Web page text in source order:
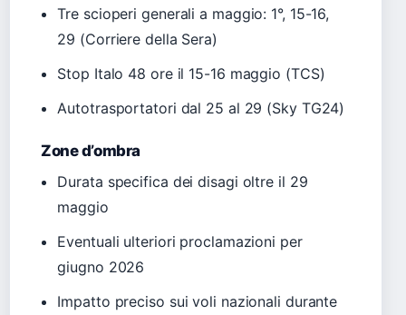
Tre scioperi generali a maggio: 1°, 15-16,
29 (Corriere della Sera)
Stop Italo 48 ore il 15-16 maggio (TCS)
Autotrasportatori dal 25 al 29 (Sky TG24)
Zone d’ombra
Durata specifica dei disagi oltre il 29
maggio
Eventuali ulteriori proclamazioni per
giugno 2026
Impatto preciso sui voli nazionali durante